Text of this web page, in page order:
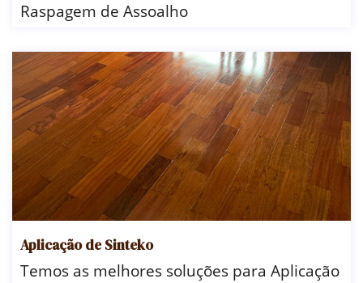
Raspagem de Assoalho
Aplicação de Sinteko
Temos as melhores soluções para Aplicação